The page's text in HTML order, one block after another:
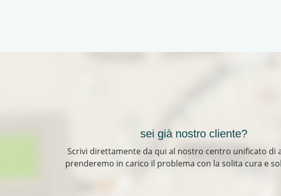
sei già nostro cliente?
Scrivi direttamente da qui al nostro centro unificato di
prenderemo in carico il problema con la solita cura e